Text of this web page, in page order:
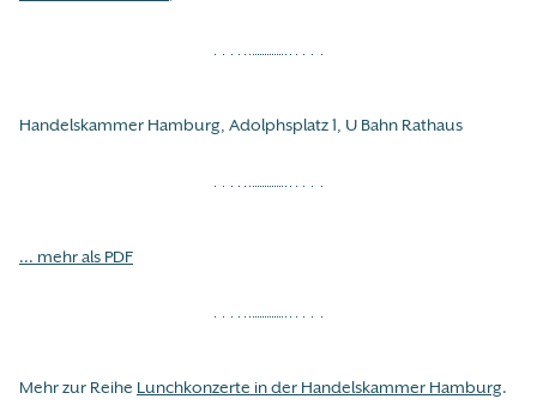
Handelskammer Hamburg, Adolphsplatz 1, U Bahn Rathaus
... mehr als PDF
Mehr zur Reihe Lunchkonzerte in der Handelskammer Hamburg.